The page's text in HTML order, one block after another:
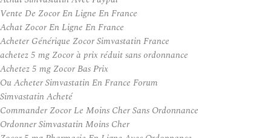
Vente De Zocor En Ligne En France
Achat Zocor En Ligne En France
Acheter Générique Zocor Simvastatin France
achetez 5 mg Zocor à prix réduit sans ordonnance
Achetez 5 mg Zocor Bas Prix
Ou Acheter Simvastatin En France Forum
Simvastatin Acheté
Commander Zocor Le Moins Cher Sans Ordonnance
Ordonner Simvastatin Moins Cher